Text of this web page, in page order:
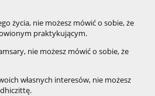
życia, nie możesz mówić o sobie, że
praktykującym.
nie możesz mówić o sobie, że
własnych interesów, nie możesz